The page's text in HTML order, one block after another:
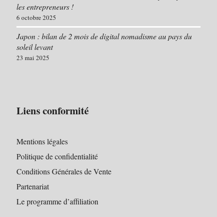
les entrepreneurs !
6 octobre 2025
Japon : bilan de 2 mois de digital nomadisme au pays du
soleil levant
23 mai 2025
Liens conformité
Mentions légales
Politique de confidentialité
Conditions Générales de Vente
Partenariat
Le programme d’affiliation